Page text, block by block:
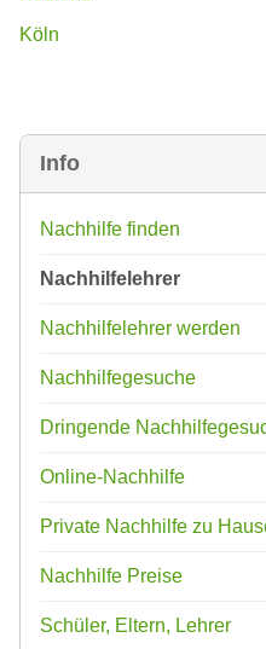
Info
Nachhilfe finden
Nachhilfelehrer
Nachhilfelehrer werden
Nachhilfegesuche
Dringende
Online-Nachhilfe
Private Nachhilfe zu
Nachhilfe Preise
Schüler, Eltern, Lehrer
Köln